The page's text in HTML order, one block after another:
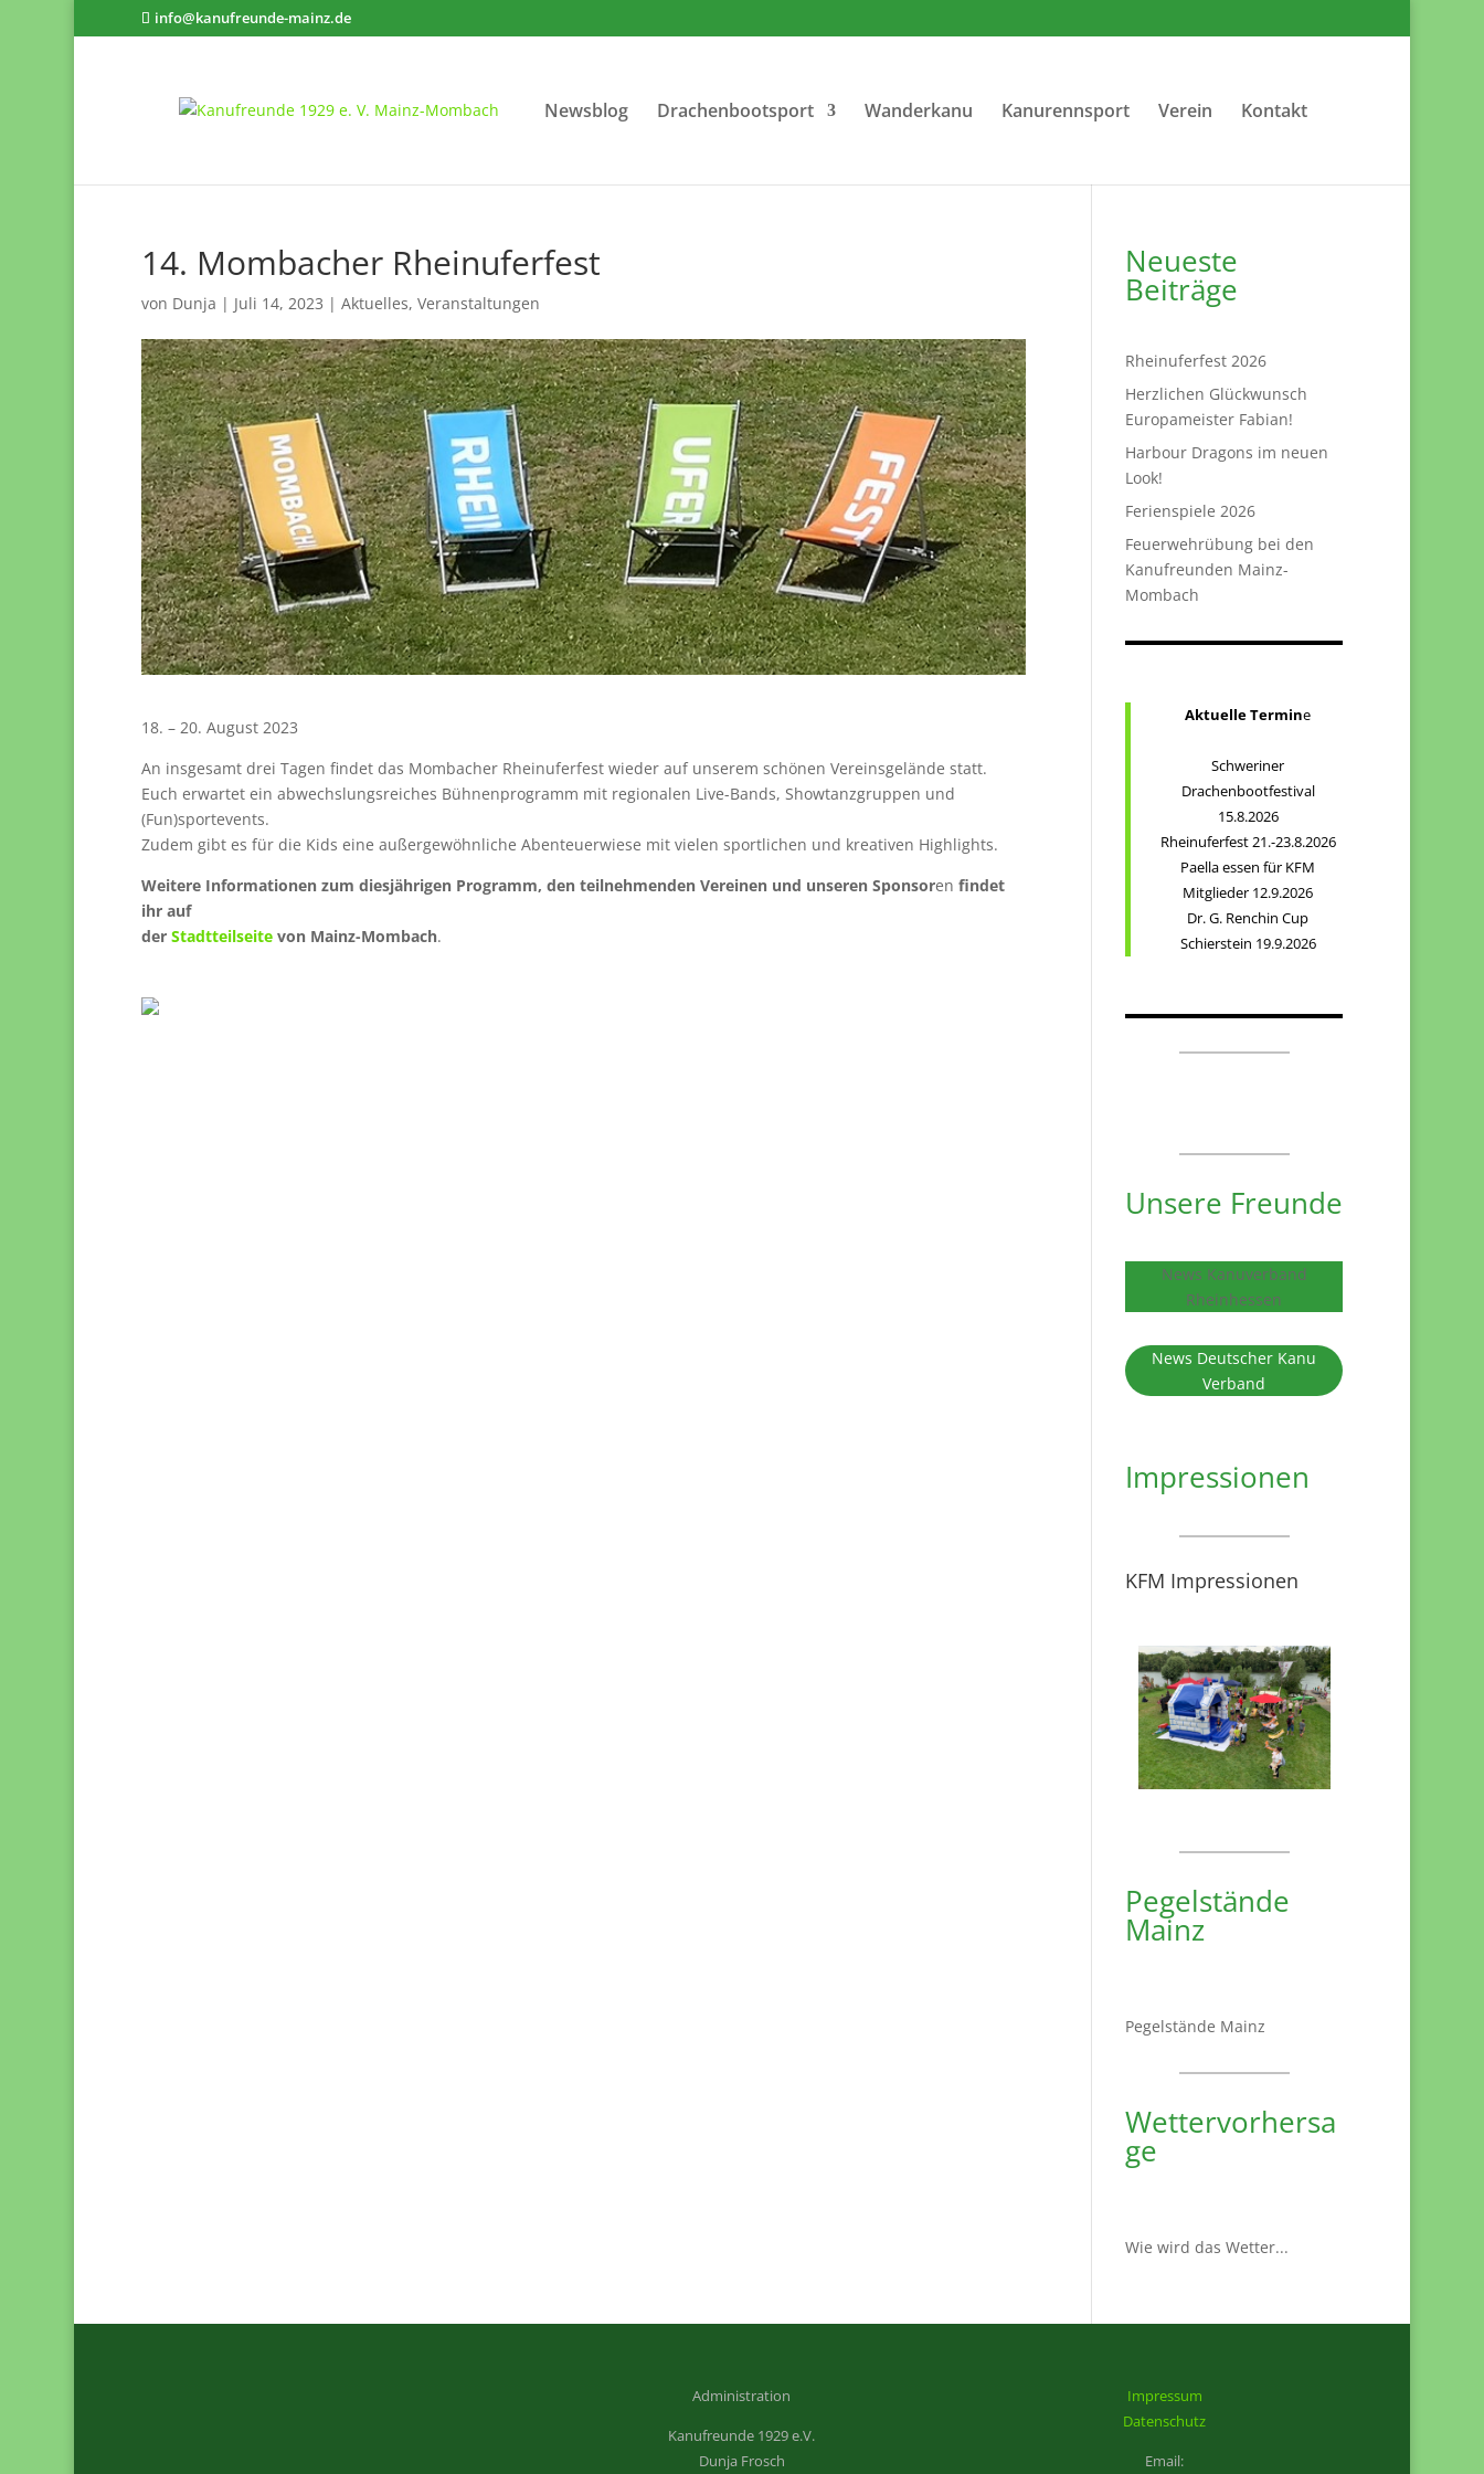
info@kanufreunde-mainz.de
Newsblog Drachenbootsport Wanderkanu Kanurennsport Verein Kontakt
14. Mombacher Rheinuferfest
von Dunja | Juli 14, 2023 | Aktuelles, Veranstaltungen
18. – 20. August 2023
An insgesamt drei Tagen findet das Mombacher Rheinuferfest wieder auf unserem schönen Vereinsgelände statt.
Euch erwartet ein abwechslungsreiches Bühnenprogramm mit regionalen Live-Bands, Showtanzgruppen und
(Fun)sportevents.
Zudem gibt es für die Kids eine außergewöhnliche Abenteuerwiese mit vielen sportlichen und kreativen Highlights.
Weitere Informationen zum diesjährigen Programm, den teilnehmenden Vereinen und unseren Sponsoren findet
ihr auf
der Stadtteilseitevon Mainz-Mombach.
Neueste
Beiträge
Rheinuferfest 2026
Herzlichen Glückwunsch
Europameister Fabian!
Harbour Dragons im neuen
Look!
Ferienspiele 2026
Feuerwehrübung bei den
Kanufreunden Mainz-
Mombach
Aktuelle Termine
Schweriner
Drachenbootfestival
15.8.2026
Rheinuferfest 21.-23.8.2026
Paella essen für KFM
Mitglieder 12.9.2026
Dr. G. Renchin Cup
Schierstein 19.9.2026
Unsere Freunde
News Kanuverband
Rheinhessen
News Deutscher Kanu
Verband
Impressionen
KFM Impressionen
Pegelstände
Mainz
Pegelstände Mainz
Wettervorhersa
ge
Wie wird das Wetter...
Administration
Kanufreunde 1929 e.V.
Dunja Frosch
Impressum
Datenschutz
Email: